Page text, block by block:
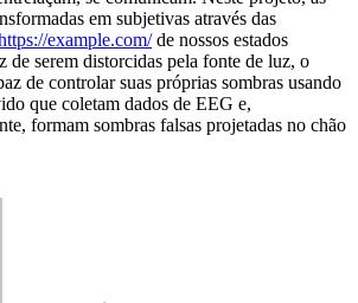
em subjetivas através das
example.com/de nossos estados
de serem distorcidas pela fonte de luz, o
de controlar suas próprias sombras usando
que coletam dados de EEG e,
formam sombras falsas projetadas no chão